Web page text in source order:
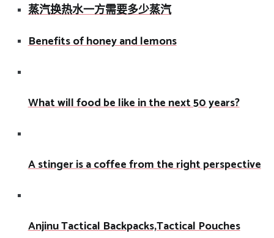
蒸汽换热水一方需要多少蒸汽
Benefits of honey and lemons
What will food be like in the next 50 years?
A stinger is a coffee from the right perspective
Anjinu Tactical Backpacks,Tactical Pouches